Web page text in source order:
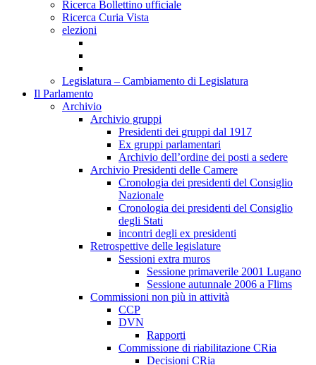
Ricerca Bollettino ufficiale
Ricerca Curia Vista
elezioni
Legislatura – Cambiamento di Legislatura
Il Parlamento
Archivio
Archivio gruppi
Presidenti dei gruppi dal 1917
Ex gruppi parlamentari
Archivio dell’ordine dei posti a sedere
Archivio Presidenti delle Camere
Cronologia dei presidenti del Consiglio
Nazionale
Cronologia dei presidenti del Consiglio
degli Stati
incontri degli ex presidenti
Retrospettive delle legislature
Sessioni extra muros
Sessione primaverile 2001 Lugano
Sessione autunnale 2006 a Flims
Commissioni non più in attività
CCP
DVN
Rapporti
Commissione di riabilitazione CRia
Decisioni CRia